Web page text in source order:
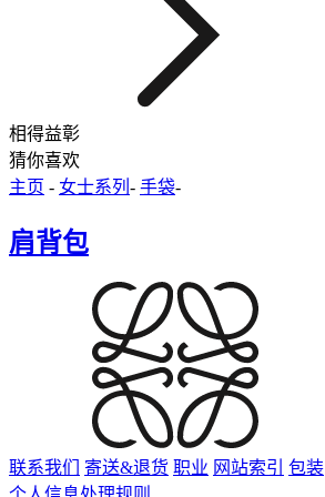
相得益彰
猜你喜欢
主页 - 女士系列 - 手袋-
肩背包
联系我们 寄送&退货 职业 网站索引 包装